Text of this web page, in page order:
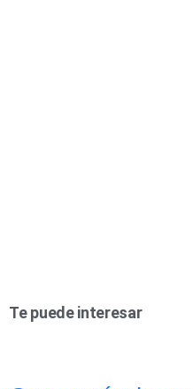
Te puede interesar